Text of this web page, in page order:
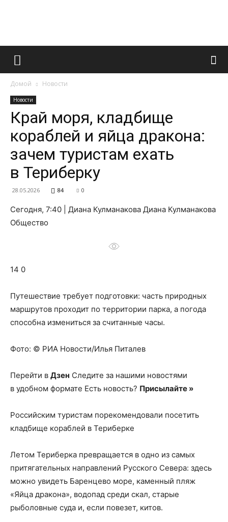
Французский
Домой Новости
Новости
Край моря, кладбище
кораблей и яйца дракона:
зачем туристам ехать
в Териберку
28.05.2026 84 0
Сегодня, 7:40 | Диана Кулманакова Диана Кулманакова
Общество
14 0
Путешествие требует подготовки: часть природных
маршрутов проходит по территории парка, а погода
способна измениться за считанные часы.
Фото: © РИА Новости/Илья Питалев
Перейти в Дзен Следите за нашими новостями
в удобном формате Есть новость? Присылайте »
Российским туристам порекомендовали посетить
кладбище кораблей в Териберке
Летом Териберка превращается в одно из самых
притягательных направлений Русского Севера: здесь
можно увидеть Баренцево море, каменный пляж
«Яйца дракона», водопад среди скал, старые
рыболовные суда и, если повезет, китов.